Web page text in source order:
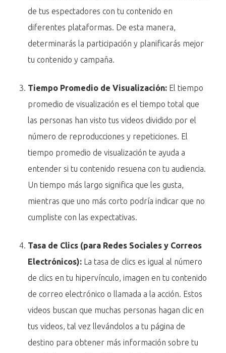
de tus espectadores con tu contenido en
diferentes plataformas. De esta manera,
determinarás la participación y planificarás mejor
tu contenido y campaña.
Tiempo Promedio de Visualización: El tiempo
promedio de visualización es el tiempo total que
las personas han visto tus videos dividido por el
número de reproducciones y repeticiones. El
tiempo promedio de visualización te ayuda a
entender si tu contenido resuena con tu audiencia.
Un tiempo más largo significa que les gusta,
mientras que uno más corto podría indicar que no
cumpliste con las expectativas.
Tasa de Clics (para Redes Sociales y Correos
Electrónicos): La tasa de clics es igual al número
de clics en tu hipervínculo, imagen en tu contenido
de correo electrónico o llamada a la acción. Estos
videos buscan que muchas personas hagan clic en
tus videos, tal vez llevándolos a tu página de
destino para obtener más información sobre tu